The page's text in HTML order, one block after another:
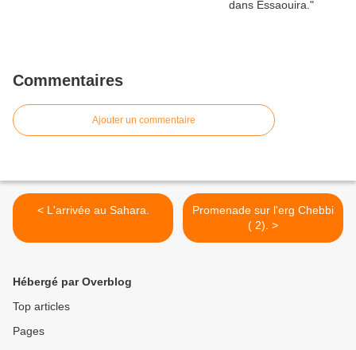
Commentaires
Ajouter un commentaire
< L'arrivée au Sahara.
Promenade sur l'erg Chebbi
( 2). >
Hébergé par Overblog
Top articles
Pages